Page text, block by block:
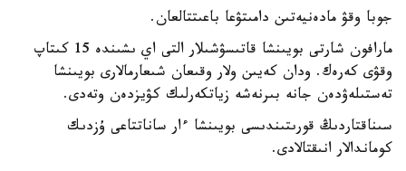
جوبا وقۋ مادەنيەتىن دامىتۋعا باعىتتالعان.
مارافون شارتى بويىنشا قاتىسۋشىلار التى اي ىشىندە 15 كىتاپ
وقۋى كەرەك. ودان كەيىن ولار وقىعان شىعارمالارى بويىنشا
تەستىلەۋدەن جانە بىرنەشە زياتكەرلىك كۋيزدەن وتەدى.
سىناقتاردىڭ قورىتىندىسى بويىنشا ءار ساناتتاعى ۇزدىك
كوماندالار انىقتالادى.